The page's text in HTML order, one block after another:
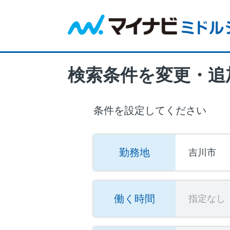
検索条件を変更・
条件を設定してください
勤務地 吉川市
働く時間 指定なし